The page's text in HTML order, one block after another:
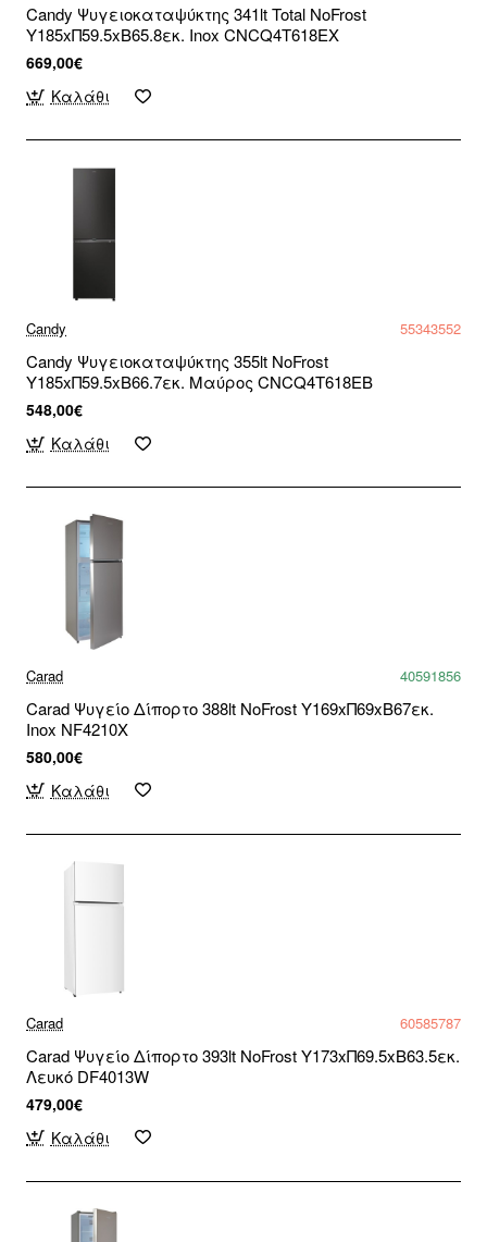
Candy Ψυγειοκαταψύκτης 341lt Total NoFrost
Υ185xΠ59.5xΒ65.8εκ. Inox CNCQ4T618EX
669,00€
Καλάθι
Candy 55343552
Candy Ψυγειοκαταψύκτης 355lt NoFrost
Υ185xΠ59.5xΒ66.7εκ. Μαύρος CNCQ4T618EB
548,00€
Καλάθι
Carad 40591856
Carad Ψυγείο Δίπορτο 388lt NoFrost Υ169xΠ69xΒ67εκ.
Inox NF4210X
580,00€
Καλάθι
Carad 60585787
Carad Ψυγείο Δίπορτο 393lt NoFrost Υ173xΠ69.5xΒ63.5εκ.
Λευκό DF4013W
479,00€
Καλάθι